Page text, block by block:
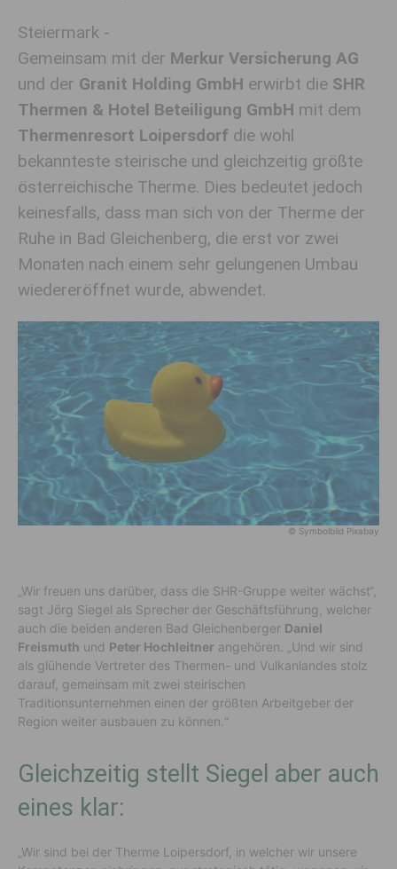
Steiermark -
Gemeinsam mit der Merkur Versicherung AG
und der Granit Holding GmbH erwirbt die SHR
Thermen & Hotel Beteiligung GmbH mit dem
Thermenresort Loipersdorf die wohl
bekannteste steirische und gleichzeitig größte
österreichische Therme. Dies bedeutet jedoch
keinesfalls, dass man sich von der Therme der
Ruhe in Bad Gleichenberg, die erst vor zwei
Monaten nach einem sehr gelungenen Umbau
wiedereröffnet wurde, abwendet.
© Symbolbild Pixabay
„Wir freuen uns darüber, dass die SHR-Gruppe weiter wächst“,
sagt Jörg Siegel als Sprecher der Geschäftsführung, welcher
auch die beiden anderen Bad Gleichenberger Daniel
Freismuth und Peter Hochleitner angehören. „Und wir sind
als glühende Vertreter des Thermen- und Vulkanlandes stolz
darauf, gemeinsam mit zwei steirischen
Traditionsunternehmen einen der größten Arbeitgeber der
Region weiter ausbauen zu können.“
Gleichzeitig stellt Siegel aber auch
eines klar:
„Wir sind bei der Therme Loipersdorf, in welcher wir unsere